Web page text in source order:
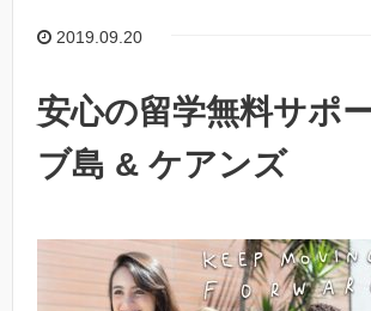
2019.09.20
安心の留学無料サポ
ブ島 & ケアンズ